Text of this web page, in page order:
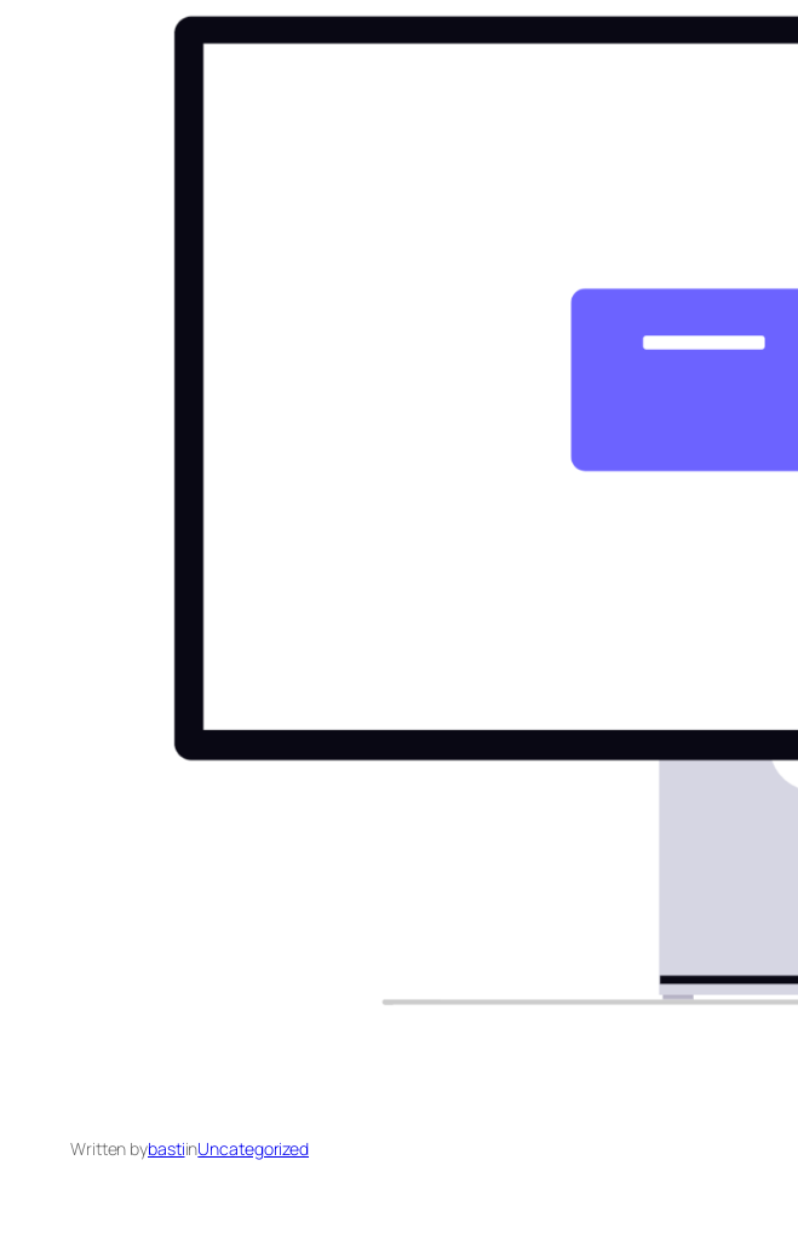
Written bybastiinUncategorized